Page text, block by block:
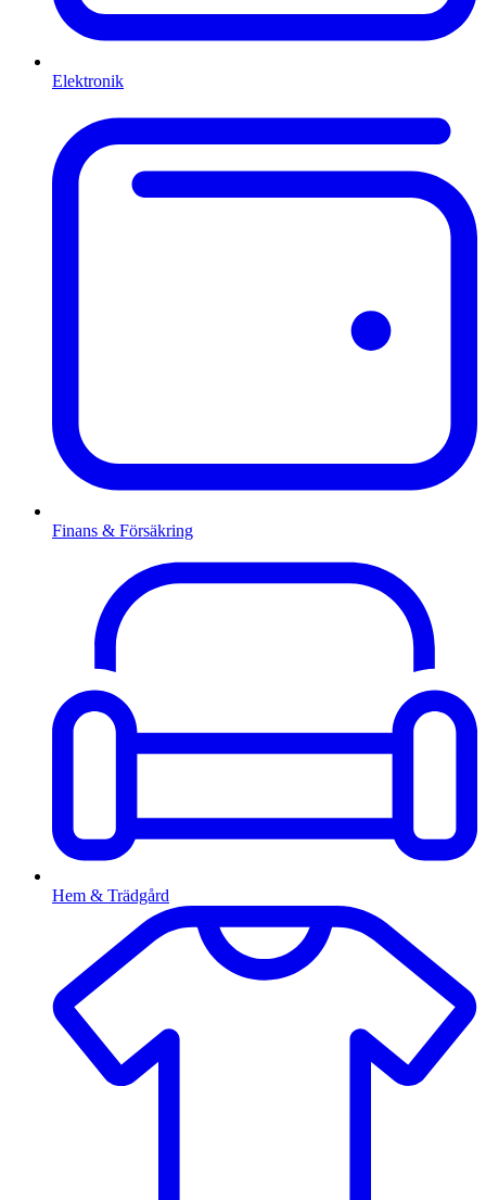
Elektronik
Finans & Försäkring
Hem & Trädgård